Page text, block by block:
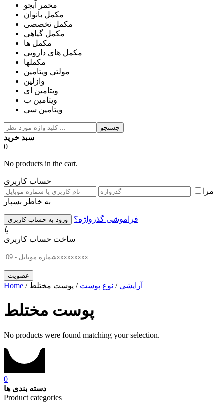
مخمر آبجو
مکمل بانوان
مکمل تخصصی
مکمل گیاهی
مکمل ها
مکمل های دارویی
مکملها
مولتی ویتامین
وازلین
ویتامین ای
ویتامین ب
ویتامین سی
جستجو
سبد خرید
0
No products in the cart.
حساب کاربری
مرا
به خاطر بسپار
فراموشی گذرواژه؟
یا
ساخت حساب کاربری
Home / آرایشی / نوع پوست / پوست مختلط
پوست مختلط
No products were found matching your selection.
0
دسته بندی ها
Product categories